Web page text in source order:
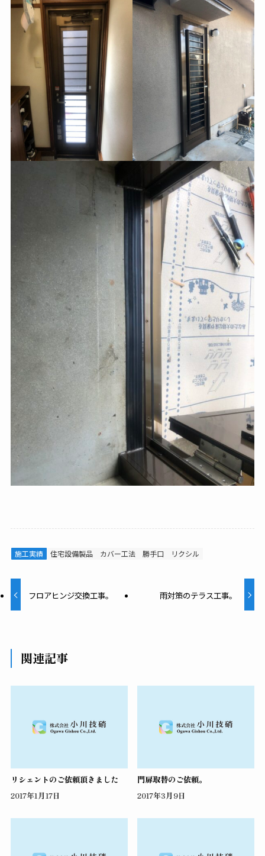
施工実績 住宅設備製品 カバー工法 勝手口 リクシル
フロアヒンジ交換工事。 雨対策のテラス工事。
関連記事
リシェントのご依頼頂きました
2017年1月17日
門扉取替のご依頼。
2017年3月9日